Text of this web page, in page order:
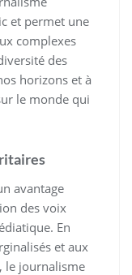
et permet une
complexes
des
horizons et à
le monde qui
avantage
des voix
En
et aux
le journalisme